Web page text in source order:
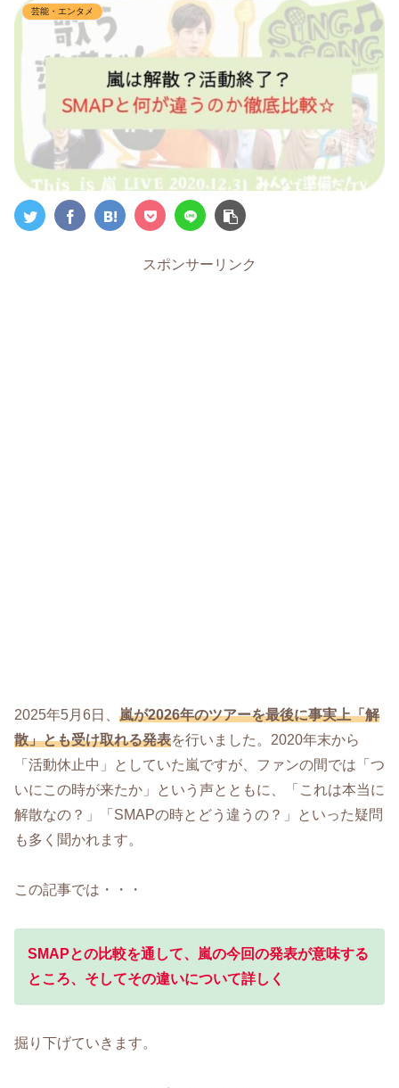
芸能・エンタメ
スポンサーリンク
2025年5月6日、 嵐が2026年のツアーを最後に事実上「解
散」とも受け取れる発表を行いました。2020年末から
「活動休止中」としていた嵐ですが、ファンの間では「つ
いにこの時が来たか」という声とともに、「これは本当に
解散なの？」「SMAPの時とどう違うの？」といった疑問
も多く聞かれます。
この記事では・・・
SMAPとの比較を通して、嵐の今回の発表が意味する
ところ、そしてその違いについて詳しく
掘り下げていきます。